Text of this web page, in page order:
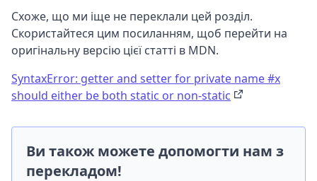
Схоже, що ми іще не переклали цей розділ.
Скористайтеся цим посиланням, щоб перейти на
оригінальну версію цієї статті в MDN.
SyntaxError: getter and setter for private name #x
should either be both static or non-static
Ви також можете допомогти нам з
перекладом!